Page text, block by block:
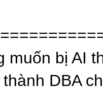
muốn bị AI
DBA